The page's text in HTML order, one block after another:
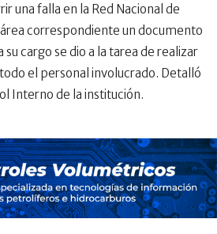
una falla en la Red Nacional de
correspondiente un documento
cargo se dio a la tarea de realizar
el personal involucrado. Detalló
Interno de la institución.